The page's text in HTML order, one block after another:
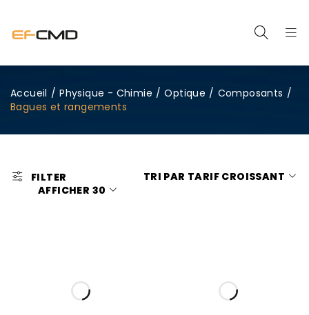
Accueil / Physique - Chimie / Optique / Composants /
Bagues et rangements
FILTER
TRI PAR TARIF CROISSANT
AFFICHER 30